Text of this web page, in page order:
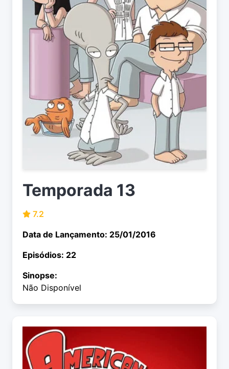
Temporada 13
7.2
Data de Lançamento: 25/01/2016
Episódios: 22
Sinopse:
Não Disponível